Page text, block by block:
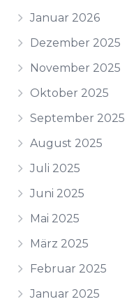
Januar 2026
Dezember 2025
November 2025
Oktober 2025
September 2025
August 2025
Juli 2025
Juni 2025
Mai 2025
März 2025
Februar 2025
Januar 2025